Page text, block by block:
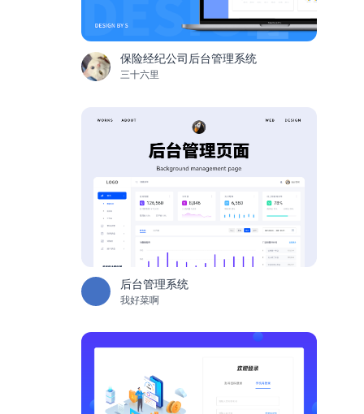
保险经纪公司后台管理系统
三十六里
后台管理系统
我好菜啊